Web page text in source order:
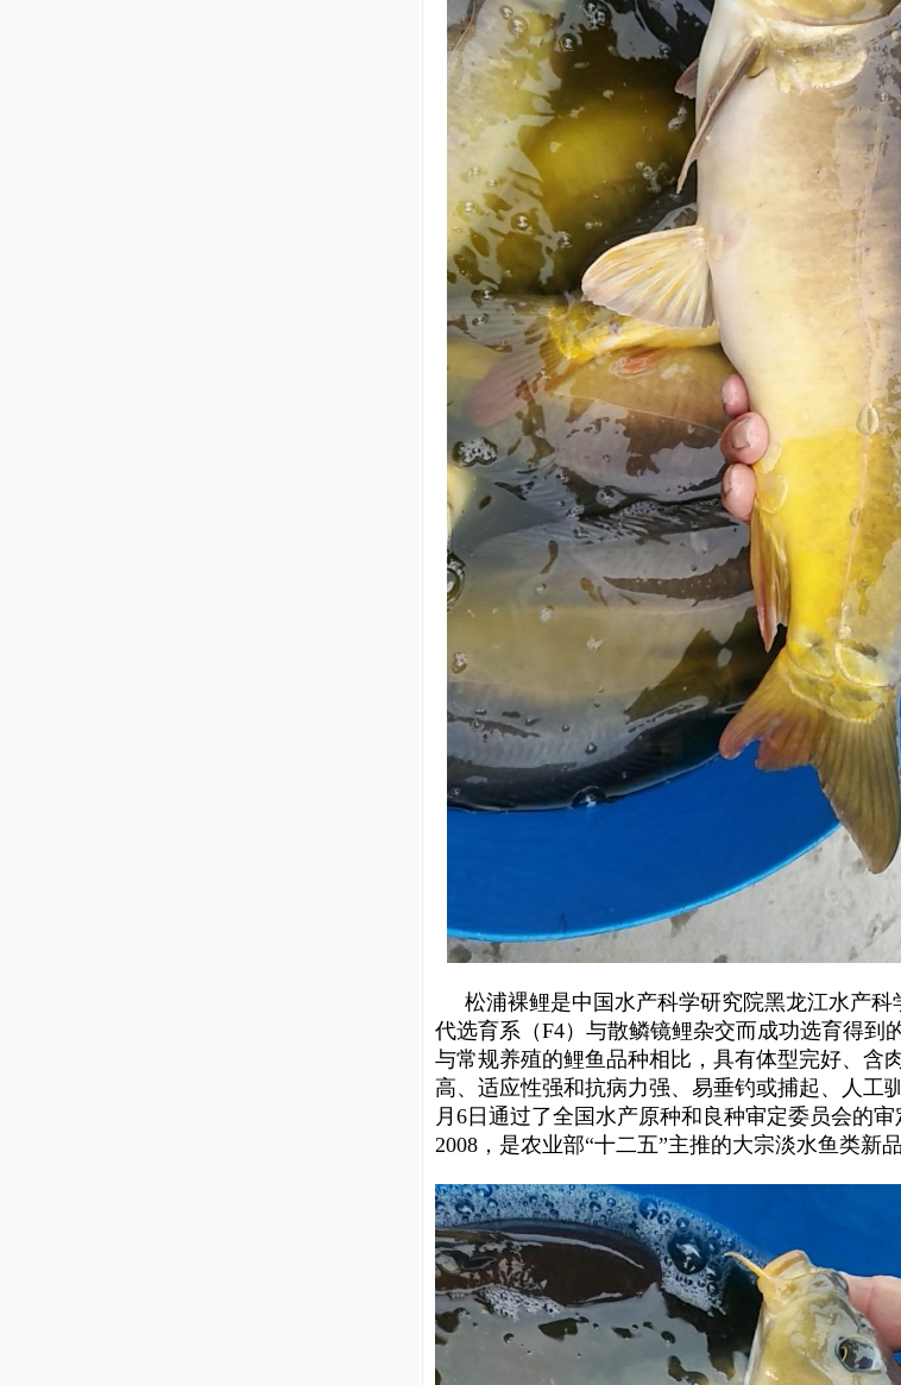
松浦裸鲤是中国水产科学研究院黑龙江水产科
代选育系（F4）与散鳞镜鲤杂交而成功选育得到
与常规养殖的鲤鱼品种相比，具有体型完好、含
高、适应性强和抗病力强、易垂钓或捕起、人工
月6日通过了全国水产原种和良种审定委员会的审
2008，是农业部“十二五”主推的大宗淡水鱼类新